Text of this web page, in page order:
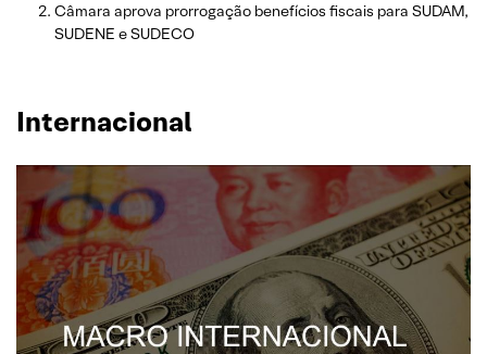
Câmara aprova prorrogação benefícios fiscais para SUDAM,
SUDENE e SUDECO
Internacional